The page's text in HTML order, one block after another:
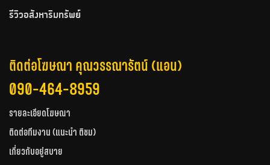
รีวิวอสังหาริมทรัพย์
ติดต่อโฆษณา คุณวรรณารัตน์ (แอน)
090-464-8959
รายละเอียดโฆษณา
ติดต่อทีมงาน (แนะนำ ติชม)
เกี่ยวกับอยู่สบาย